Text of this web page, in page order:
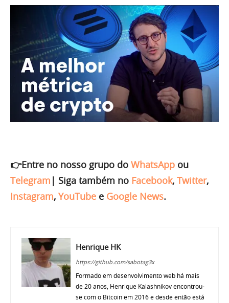
👉Entre no nosso grupo do WhatsApp ou
Telegram | Siga também no Facebook, Twitter,
Instagram, YouTube e Google News.
Henrique HK
https://github.com/sabotag3x
Formado em desenvolvimento web há mais
de 20 anos, Henrique Kalashnikov encontrou-
se com o Bitcoin em 2016 e desde então está